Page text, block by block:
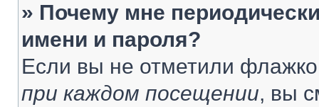
» Почему мне
имени и пароля?
Если вы не отметили
при каждом посещении, вы